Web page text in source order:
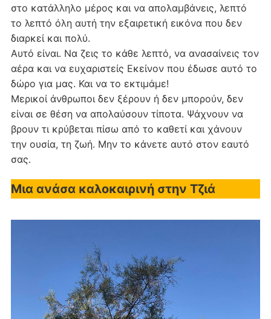
στο κατάλληλο μέρος και να απολαμβάνεις, λεπτό
το λεπτό όλη αυτή την εξαιρετική εικόνα που δεν
διαρκεί και πολύ.
Αυτό είναι. Να ζεις το κάθε λεπτό, να ανασαίνεις τον
αέρα και να ευχαριστείς Εκείνον που έδωσε αυτό το
δώρο για μας. Και να το εκτιμάμε!
Μερικοί άνθρωποι δεν ξέρουν ή δεν μπορούν, δεν
είναι σε θέση να απολαύσουν τίποτα. Ψάχνουν να
βρουν τι κρύβεται πίσω από το καθετί και χάνουν
την ουσία, τη ζωή. Μην το κάνετε αυτό στον εαυτό
σας.
Μια ανάσα καλοκαιρινή στην Τζιά